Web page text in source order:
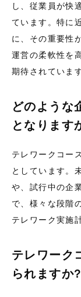
し、従業員が快
ています。特に
に、その重要性
運営の柔軟性を
期待されています
どのような
となります
テレワークコー
としています。
や、試行中の企
で、様々な段階
テレワーク実施
テレワーク
られますか?